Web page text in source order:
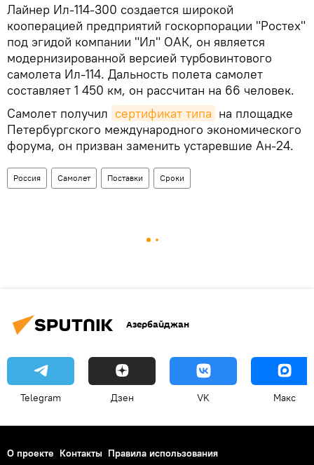
Лайнер Ил-114-300 создается широкой
кооперацией предприятий госкорпорации "Ростех"
под эгидой компании "Ил" ОАК, он является
модернизированной версией турбовинтового
самолета Ил-114. Дальность полета самолет
составляет 1 450 км, он рассчитан на 66 человек.
Самолет получил сертификат типа на площадке
Петербургского международного экономического
форума, он призван заменить устаревшие Ан-24.
Россия Самолет Поставки Сроки
Азербайджан
Telegram Дзен VK Макс
О проекте Контакты Правила использования